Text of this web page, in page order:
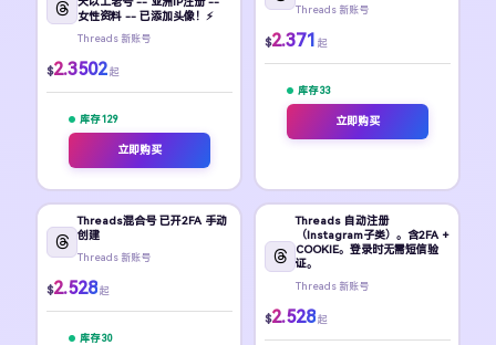
女性资料 -- 已添加头像！⚡
Threads 新账号
$2.3502 起
库存 129
立即购买
Threads 新账号
$2.371 起
库存 33
立即购买
Threads混合号 已开2FA 手动
创建
Threads 新账号
$2.528 起
库存 30
Threads 自动注册
（Instagram子类）。含2FA +
COOKIE。登录时无需短信验
证。
Threads 新账号
$2.528 起